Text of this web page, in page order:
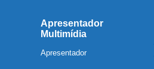
Apresentador
Multimídia
Apresentador